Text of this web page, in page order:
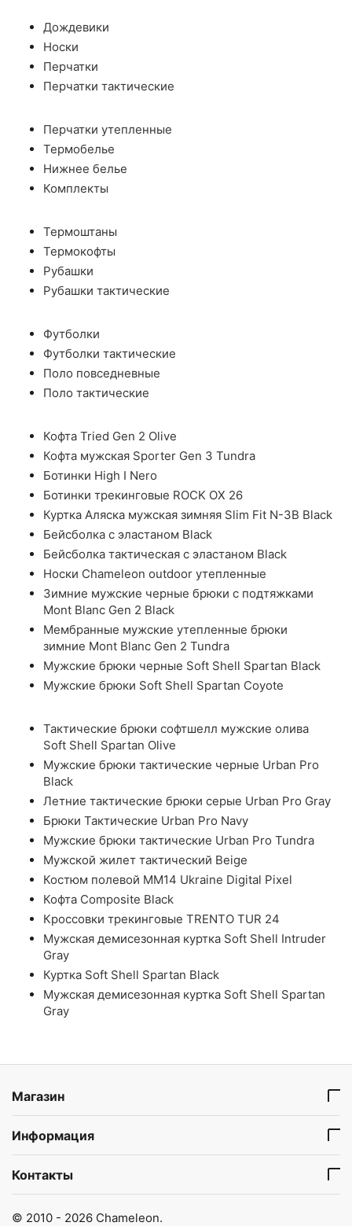
Дождевики
Носки
Перчатки
Перчатки тактические
Перчатки утепленные
Термобелье
Нижнее белье
Комплекты
Термоштаны
Термокофты
Рубашки
Рубашки тактические
Футболки
Футболки тактические
Поло повседневные
Поло тактические
Кофта Tried Gen 2 Olive
Кофта мужская Sporter Gen 3 Tundra
Ботинки High I Nero
Ботинки трекинговые ROCK OX 26
Куртка Аляска мужская зимняя Slim Fit N-3B Black
Бейсболка с эластаном Black
Бейсболка тактическая с эластаном Black
Носки Chameleon outdoor утепленные
Зимние мужские черные брюки с подтяжками
Mont Blanc Gen 2 Black
Мембранные мужские утепленные брюки
зимние Mont Blanc Gen 2 Tundra
Мужские брюки черные Soft Shell Spartan Black
Мужские брюки Soft Shell Spartan Coyote
Тактические брюки софтшелл мужские олива
Soft Shell Spartan Olive
Мужские брюки тактические черные Urban Pro
Black
Летние тактические брюки серые Urban Pro Gray
Брюки Тактические Urban Pro Navy
Мужские брюки тактические Urban Pro Tundra
Мужской жилет тактический Beige
Костюм полевой ММ14 Ukraine Digital Pixel
Кофта Composite Black
Кроссовки трекинговые TRENTO TUR 24
Мужская демисезонная куртка Soft Shell Intruder
Gray
Куртка Soft Shell Spartan Black
Мужская демисезонная куртка Soft Shell Spartan
Gray
Магазин
Информация
Контакты
© 2010 - 2026 Chameleon.